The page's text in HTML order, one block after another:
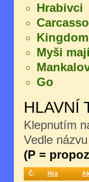
Hrabivci
Myši
Go
HLAVNÍ
Klepnutím
Vedle
(P =
Č. Hra